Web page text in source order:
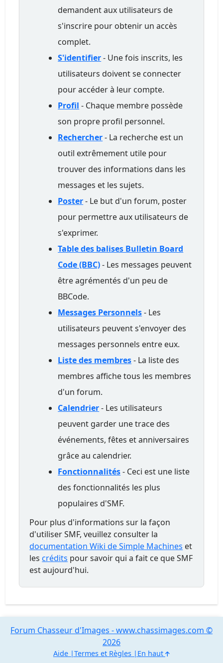
demandent aux utilisateurs de
s'inscrire pour obtenir un accès
complet.
S'identifier- Une fois inscrits, les
utilisateurs doivent se connecter
pour accéder à leur compte.
Profil - Chaque membre possède
son propre profil personnel.
Rechercher- La recherche est un
outil extrêmement utile pour
trouver des informations dans les
messages et les sujets.
Poster- Le but d'un forum, poster
pour permettre aux utilisateurs de
s'exprimer.
Table des balises Bulletin Board
Code (BBC)- Les messages peuvent
être agrémentés d'un peu de
BBCode.
Messages Personnels- Les
utilisateurs peuvent s'envoyer des
messages personnels entre eux.
Liste des membres- La liste des
membres affiche tous les membres
d'un forum.
Calendrier- Les utilisateurs
peuvent garder une trace des
événements, fêtes et anniversaires
grâce au calendrier.
Fonctionnalités- Ceci est une liste
des fonctionnalités les plus
populaires d'SMF.
Pour plus d'informations sur la façon
d'utiliser SMF, veuillez consulter la
documentation Wiki de Simple Machines et
lescrédits pour savoir qui a fait ce que SMF
est aujourd'hui.
Forum Chasseur d'Images - www.chassimages.com ©
2026
Aide Termes et Règles En haut